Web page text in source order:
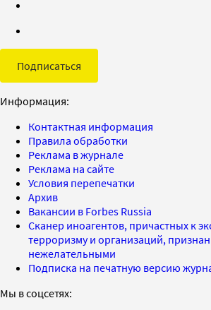
Подписаться
Информация:
Контактная информация
Правила обработки
Реклама в журнале
Реклама на сайте
Условия перепечатки
Архив
Вакансии в Forbes Russia
Сканер иноагентов, причастных к
терроризму и организаций,
нежелательными
Подписка на печатную версию
Мы в соцсетях: